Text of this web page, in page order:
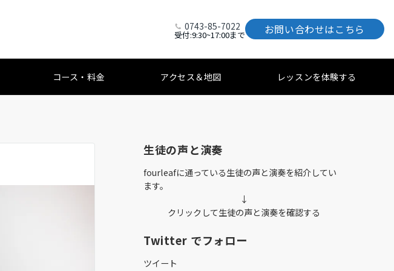
0743-85-7022
受付:9:30~17:00まで お問い合わせはこちら
コース・料金 アクセス＆地図 レッスンを体験する
生徒の声と演奏
fourleafに通っている生徒の声と演奏を紹介してい
ます。
↓
クリックして生徒の声と演奏を確認する
Twitter でフォロー
ツイート